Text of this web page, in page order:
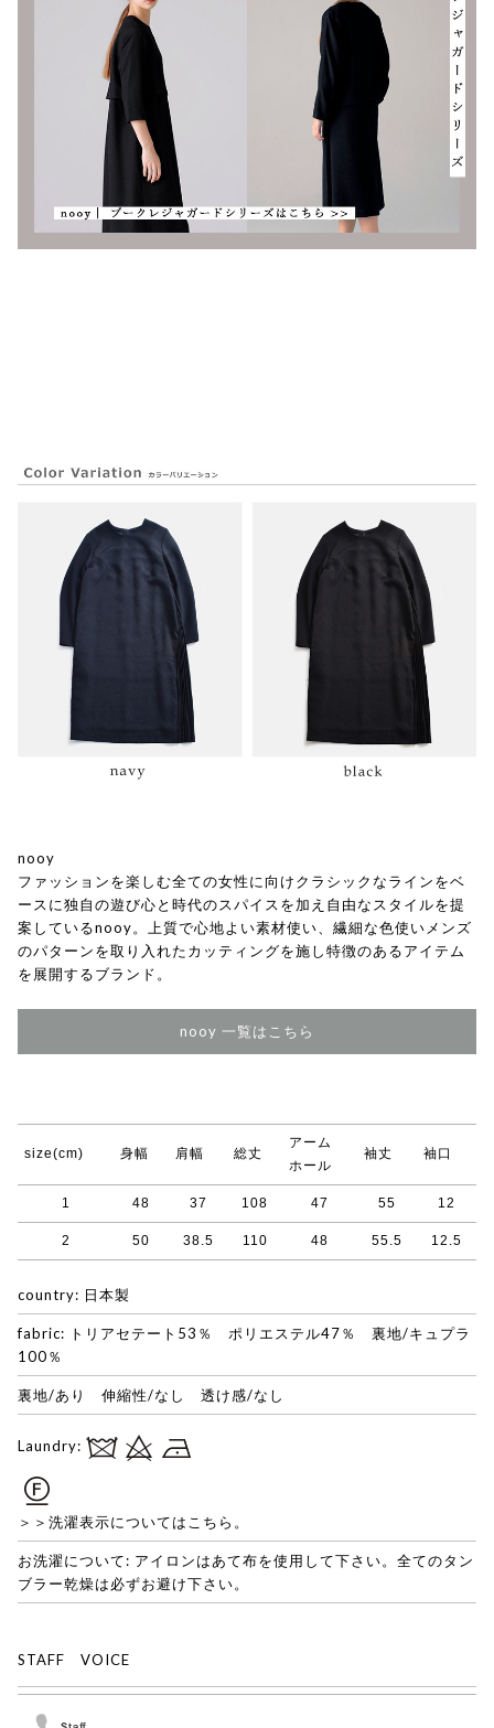
nooy
ファッションを楽しむ全ての女性に向けクラシックなラインをベ
ースに独自の遊び心と時代のスパイスを加え自由なスタイルを提
案しているnooy。上質で心地よい素材使い、繊細な色使いメンズ
のパターンを取り入れたカッティングを施し特徴のあるアイテム
を展開するブランド。
nooy 一覧はこちら
size(cm) 身幅 肩幅 総丈
アーム
ホール
袖丈 袖口
1 48 37 108 47 55 12
2 50 38.5 110 48 55.5 12.5
country: 日本製
fabric: トリアセテート53％ ポリエステル47％ 裏地/キュプラ
100％
裏地/あり 伸縮性/なし 透け感/なし
Laundry:
＞＞洗濯表示についてはこちら。
お洗濯について: アイロンはあて布を使用して下さい。全てのタン
ブラー乾燥は必ずお避け下さい。
STAFF VOICE